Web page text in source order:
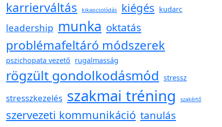
karrierváltás kikapcsolódás kiégés kudarc
leadership munka oktatás
problémafeltáró módszerek
pszichopata vezető rugalmasság
rögzült gondolkodásmód stressz
stresszkezelés szakmai tréning szakértő
szervezeti kommunikáció tanulás